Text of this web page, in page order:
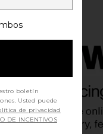
Bodysuit in Black &
Nude
retrofete
$398
boletín
Usted puede
de privacidad
DE INCENTIVOS